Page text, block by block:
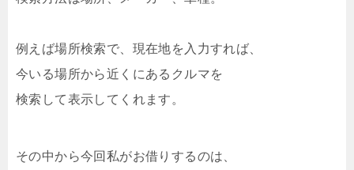
例えば場所検索で、現在地を入力すれば、
今いる場所から近くにあるクルマを
検索して表示してくれます。
その中から今回私がお借りするのは、